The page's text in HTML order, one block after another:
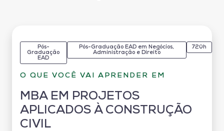
Pós-
Graduação
EAD
Pós-Graduação EAD em Negócios,
Administração e Direito
720h
O QUE VOCÊ VAI APRENDER EM
MBA EM PROJETOS
APLICADOS À CONSTRUÇÃO
CIVIL